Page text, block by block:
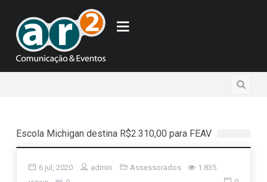
Escola Michigan destina R$2.310,00 para FEAV
6 jul, 2020 admin Assessorados
1.835